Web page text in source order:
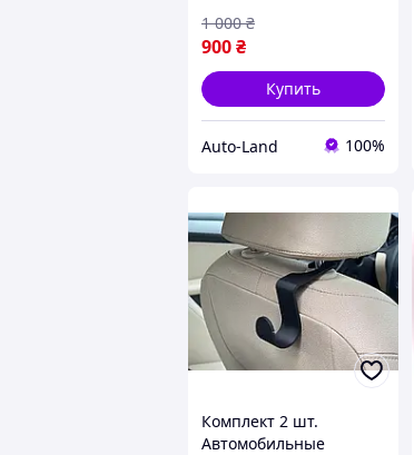
900₴
1 000 ₴
Купить
Auto-Land 100%
Комплект 2 шт.
Автомобильные